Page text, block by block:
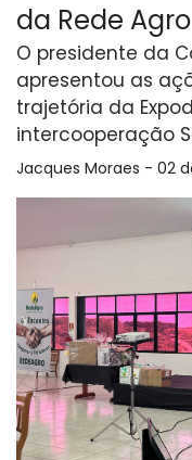
da Rede Agro
O presidente da
apresentou as
trajetória da
intercooperação
Jacques Moraes - 02